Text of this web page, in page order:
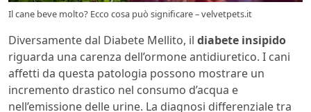
Il cane beve molto? Ecco cosa può significare – velvetpets.it
Diversamente dal Diabete Mellito, il diabete insipido
riguarda una carenza dell’ormone antidiuretico. I cani
affetti da questa patologia possono mostrare un
incremento drastico nel consumo d’acqua e
nell’emissione delle urine. La diagnosi differenziale tra